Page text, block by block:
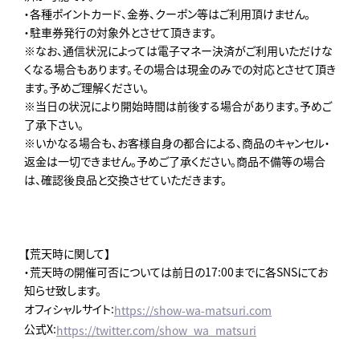
・各種ポイントカード、金券、クーポン等はご利用頂けません。
・駐車券発行の対象外とさせて頂きます。
※なお、通信状況によっては電子マネー決済がご利用いただけな
くなる場合もあります。その場合は現金のみでの対応とさせて頂き
ます。予めご理解ください。
※当日の状況により開始時間は前後する場合があります。予めご
了承下さい。
※いかなる場合も、お客様自身の都合による、商品のキャンセル・
返金は一切できません。予めご了承ください。商品不備等の場合
は、確認後良品と交換させていただきます。
【荒天時に関して】
・荒天時の開催可否については前日の17:00までに各SNSにてお
知らせ致します。
オフィシャルサイト:https://show-wa-matsuri.com
公式X:https://twitter.com/show_wa_matsuri